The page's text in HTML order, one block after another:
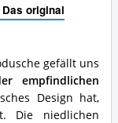
original
gefällt uns
empfindlichen
Design hat,
Die niedlichen